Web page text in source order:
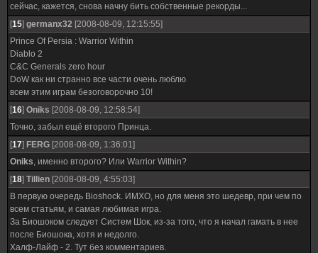
сейчас, кажется, снова начну бить собственные рекорды...
[15] germanx32 [2008-08-09, 12:15:55]
Prince Of Persia : Warrior Within
Diablo 2
C&C Generals zero hour
DoW как ни странно все части очень люблю
всем этим играм безоговорочно 10!
[16] Oniks [2008-08-09, 12:58:54]
Точно, забыл ещё второго Принца.
[17] FERG [2008-08-09, 1:36:01]
Oniks, именно второго? Или Warrior Within?
[18] Tillien [2008-08-09, 4:55:03]
В первую очередь Bioshock. ИМХО, но для меня это шедевр, при чем по
всем статьям, и самая любимая игра.
За Биошоком следует Систем Шок, из-за того, что я начал гамать в нее
после Биошока, хотя и недолго.
Халф-Лайф - 2. Тут без комментариев.